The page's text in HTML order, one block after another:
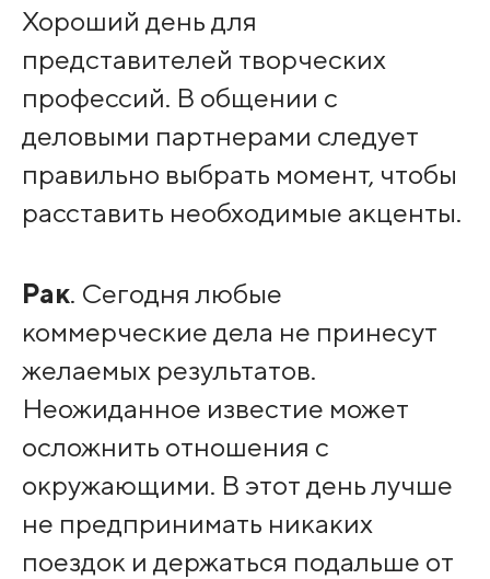
Хороший день для
представителей творческих
профессий. В общении с
деловыми партнерами следует
правильно выбрать момент, чтобы
расставить необходимые акценты.
Рак. Сегодня любые
коммерческие дела не принесут
желаемых результатов.
Неожиданное известие может
осложнить отношения с
окружающими. В этот день лучше
не предпринимать никаких
поездок и держаться подальше от